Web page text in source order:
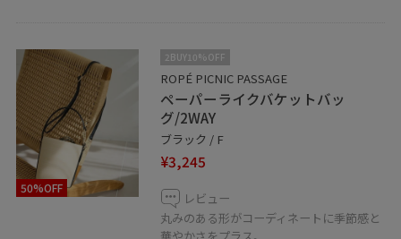
50%OFF
2BUY10%OFF
ROPÉ PICNIC PASSAGE
ペーパーライクバケットバッ
グ/2WAY
ブラック / F
¥3,245
レビュー
丸みのある形がコーディネートに季節感と